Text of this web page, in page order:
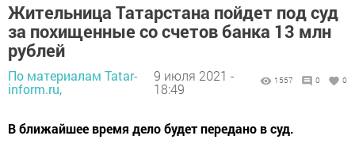
Жительница Татарстана пойдет под суд
за похищенные со счетов банка 13 млн
рублей
По материалам Tatar-
inform.ru,
9 июля 2021 -
18:49
1557 0 0
В ближайшее время дело будет передано в суд.